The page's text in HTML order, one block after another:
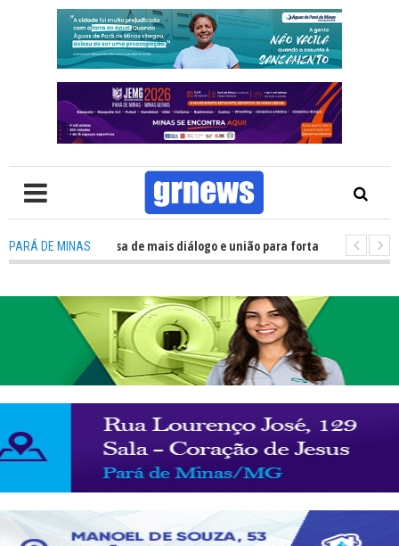
PARÁ DE MINAS
TV: Política precisa de mais diálogo e união para fortalecer Minas e Pará